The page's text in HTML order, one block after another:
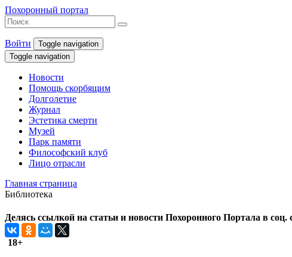
Похоронный портал
Войти
Toggle navigation
Toggle navigation
Новости
Помощь скорбящим
Долголетие
Журнал
Эстетика смерти
Музей
Парк памяти
Философский клуб
Лицо отрасли
Главная страница
Библиотека
Делясь ссылкой на статьи и новости Похоронного Портала в соц.
18+